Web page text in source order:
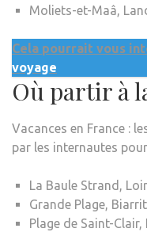
Moliets-et-Maâ,
Cela pourrait vous
voyage
Où partir à
Vacances en France :
par les internautes
La Baule Strand,
Grande Plage,
Plage de Saint-